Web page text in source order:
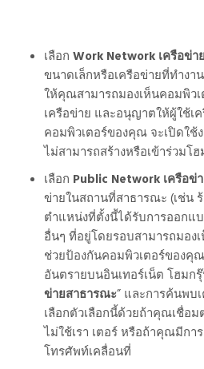
เลือก Work Network เครือข่
ขนาดเล็กหรือเครือข่ายที่ทำงาน
ให้คุณสามารถมองเห็นคอมพิว
เครือข่าย และอนุญาตให้ผู้ใช้เ
คอมพิวเตอร์ของคุณ จะเปิดใ
ไม่สามารถสร้างหรือเข้าร่วมโ
เลือก Public Network เครือข่
ข่ายในสถานที่สาธารณะ (เช่น
ตำแหน่งที่ตั้งนี้ได้รับการออกแ
อื่นๆ ที่อยู่โดยรอบสามารถมอ
ช่วยป้องกันคอมพิวเตอร์ของคุ
อันตรายบนอินเทอร์เน็ต โฮมก
ข่ายสาธารณะ” และการค้นพ
เลือกตัวเลือกนี้ด้วยถ้าคุณเชื่อ
ไม่ใช้เรา เตอร์ หรือถ้าคุณมีก
โทรศัพท์เคลื่อนที่